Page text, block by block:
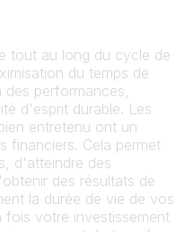
tout au long du cycle de
du temps de
performances,
d'esprit durable. Les
entretenu ont un
financiers. Cela permet
d'atteindre des
des résultats de
la durée de vie de vos
fois votre investissement